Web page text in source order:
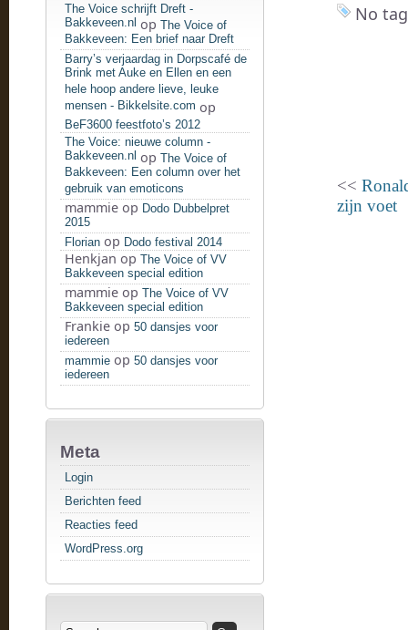
The Voice schrijft Dreft -
Bakkeveen.nl op The Voice of
Bakkeveen: Een brief naar Dreft
Barry’s verjaardag in Dorpscafé de
Brink met Auke en Ellen en een
hele hoop andere lieve, leuke
mensen - Bikkelsite.com op
BeF3600 feestfoto’s 2012
The Voice: nieuwe column -
Bakkeveen.nl op The Voice of
Bakkeveen: Een column over het
gebruik van emoticons
mammie op Dodo Dubbelpret
2015
Florian op Dodo festival 2014
Henkjan op The Voice of VV
Bakkeveen special edition
mammie op The Voice of VV
Bakkeveen special edition
Frankie op 50 dansjes voor
iedereen
mammie op 50 dansjes voor
iedereen
Meta
Login
Berichten feed
Reacties feed
WordPress.org
No
<<
zijn voet